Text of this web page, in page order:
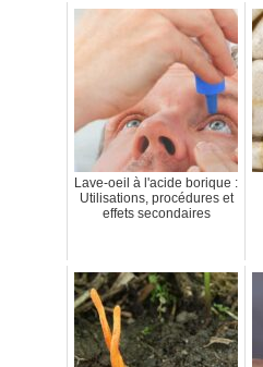
Lave-oeil à l'acide borique :
Utilisations, procédures et
effets secondaires